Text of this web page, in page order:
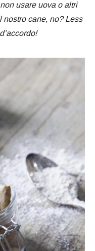
usare uova o altri
nostro cane, no? Less